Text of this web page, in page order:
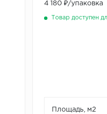
4 180 ₽/упаковка
Товар доступен
Площадь, м2